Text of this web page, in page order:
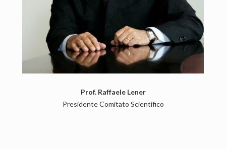
Prof. Raffaele Lener
Presidente Comitato Scientifico